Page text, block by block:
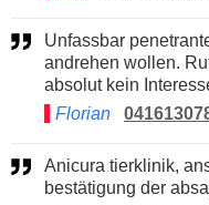
Unfassbar penetrante Verkäufer, die uns einen Scam
andrehen wollen.
absolut kein
Florian
Anicura tierklinik, ansage zur terminbestätigung bzw. zur
bestätigung der